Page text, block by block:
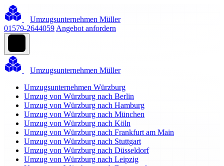
Umzugsunternehmen Müller
01579-2644059 Angebot anfordern
Umzugsunternehmen Müller
Umzugsunternehmen Würzburg
Umzug von Würzburg nach Berlin
Umzug von Würzburg nach Hamburg
Umzug von Würzburg nach München
Umzug von Würzburg nach Köln
Umzug von Würzburg nach Frankfurt am Main
Umzug von Würzburg nach Stuttgart
Umzug von Würzburg nach Düsseldorf
Umzug von Würzburg nach Leipzig